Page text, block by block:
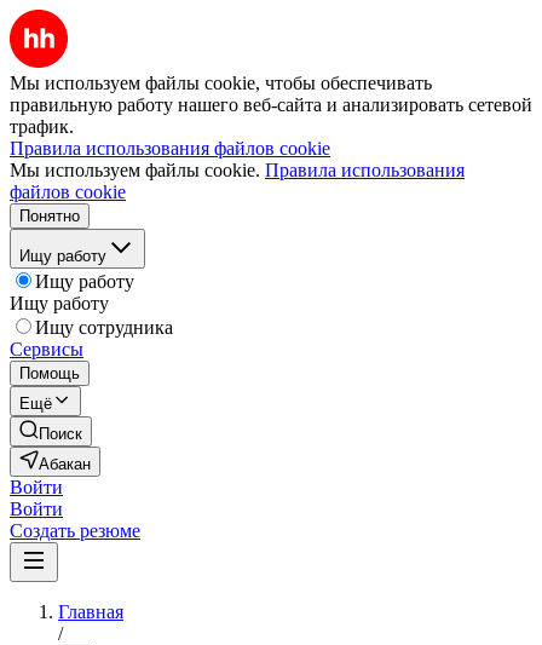
Мы используем файлы cookie, чтобы обеспечивать
правильную работу нашего веб-сайта и анализировать сетевой
трафик.
Правила использования файлов cookie
Мы используем файлы cookie. Правила использования
файлов cookie
Понятно
Ищу работу
Ищу работу
Ищу работу
Ищу сотрудника
Сервисы
Помощь
Ещё
Поиск
Абакан
Войти
Войти
Создать резюме
Главная
/